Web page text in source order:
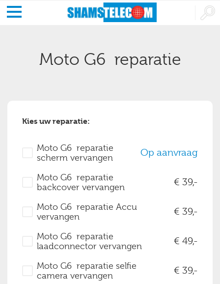
Moto G6 reparatie
Kies uw reparatie:
Moto G6 reparatie
scherm vervangen
Op aanvraag
Moto G6 reparatie
backcover vervangen
39,-
Moto G6 reparatie Accu
vervangen
39,-
Moto G6 reparatie
laadconnector vervangen
49,-
Moto G6 reparatie selfie
camera vervangen
39,-